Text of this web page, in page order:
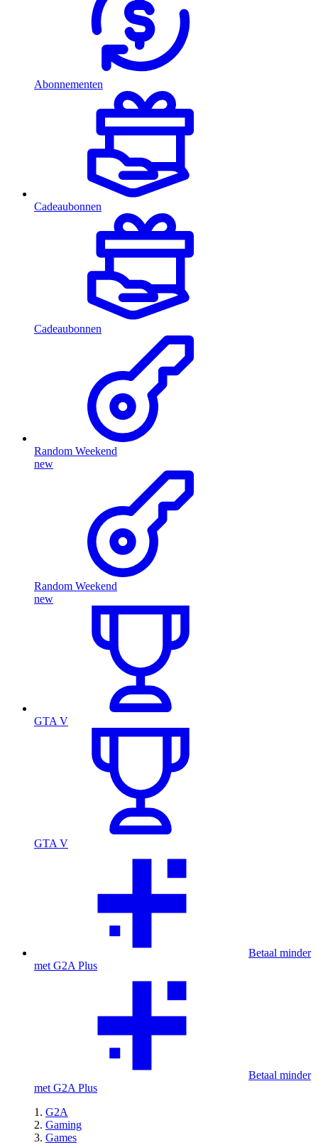
Abonnementen
Cadeaubonnen
Cadeaubonnen
Random Weekend
new
Random Weekend
new
GTA V
GTA V
Betaal minder
met G2A Plus
Betaal minder
met G2A Plus
G2A
Gaming
Games